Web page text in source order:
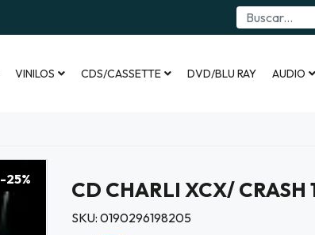
VINILOS CDS/CASSETTE DVD/BLU RAY AUDIO
-25% CD CHARLI XCX/ CRASH
SKU: 0190296198205